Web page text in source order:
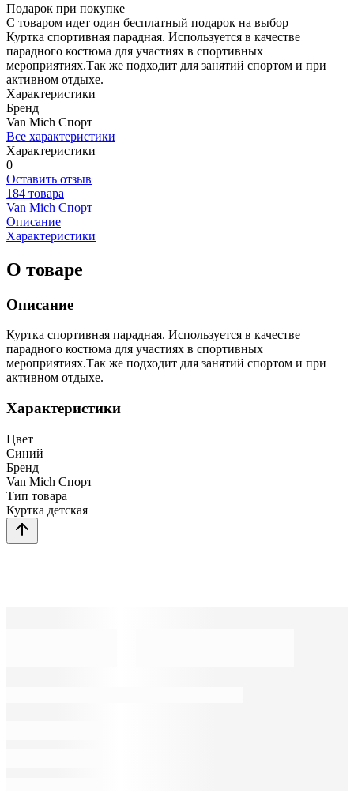
Подарок при покупке
С товаром идет один бесплатный подарок на выбор
Куртка спортивная парадная. Используется в качестве
парадного костюма для участиях в спортивных
мероприятиях.Так же подходит для занятий спортом и при
активном отдыхе.
Характеристики
Бренд
Van Mich Спорт
Все характеристики
Характеристики
0
Оставить отзыв
184 товара
Van Mich Спорт
Описание
Характеристики
О товаре
Описание
Куртка спортивная парадная. Используется в качестве
парадного костюма для участиях в спортивных
мероприятиях.Так же подходит для занятий спортом и при
активном отдыхе.
Характеристики
Цвет
Синий
Бренд
Van Mich Спорт
Тип товара
Куртка детская